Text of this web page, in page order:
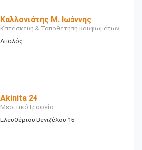
Καλλονιάτης Μ. Ιωάννης
Κατασκευή & Τοποθέτηση κουφωμάτων
Απαλός
Akinita 24
Μεσιτικό Γραφείο
Ελευθέριου Βενιζέλου 15